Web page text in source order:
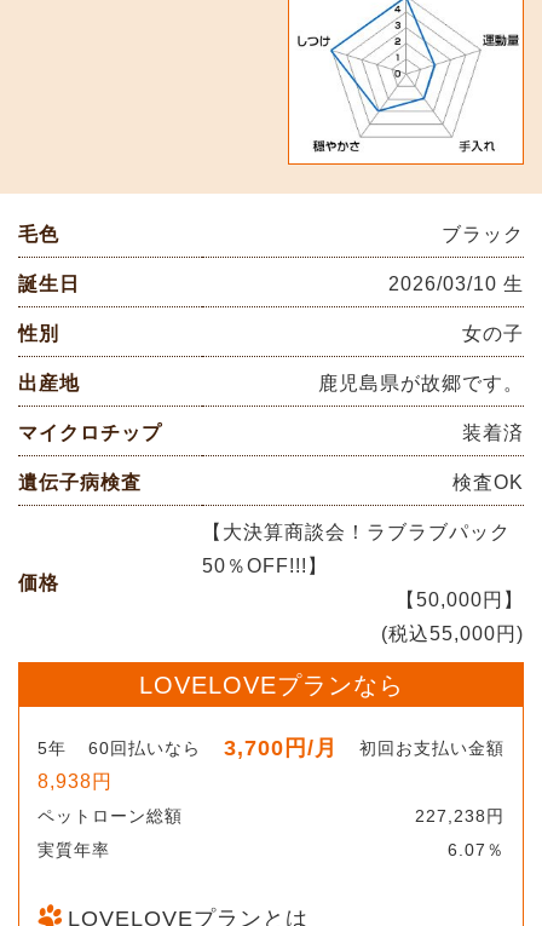
毛色 ブラック
誕生日 2026/03/10 生
性別 女の子
出産地 鹿児島県が故郷です。
マイクロチップ 装着済
遺伝子病検査 検査OK
価格
【大決算商談会！ラブラブパック
50％OFF!!!】
【50,000円】
(税込55,000円)
LOVELOVEプランなら
5年 60回払いなら 3,700円 /月 初回お支払い金額
8,938円
ペットローン総額
227,238円
実質年率
6.07％
LOVELOVEプランとは